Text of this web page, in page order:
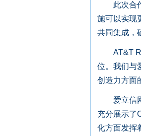
此次合作
施可以实现
共同集成，
AT&T
位。我们与
创造力方面
爱立信网
充分展示了
化方面发挥